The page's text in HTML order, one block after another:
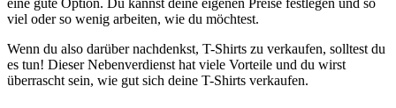
eine gute Option. Du kannst deine eigenen Preise festlegen und so
viel oder so wenig arbeiten, wie du möchtest.
Wenn du also darüber nachdenkst, T-Shirts zu verkaufen, solltest du
es tun! Dieser Nebenverdienst hat viele Vorteile und du wirst
überrascht sein, wie gut sich deine T-Shirts verkaufen.